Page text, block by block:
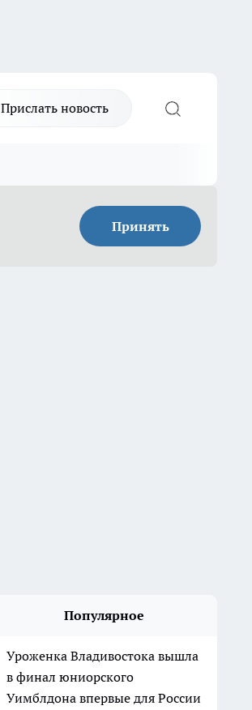
Прислать новость
Принять
Популярное
Уроженка Владивостока вышла
в финал юниорского
Уимблдона впервые для России